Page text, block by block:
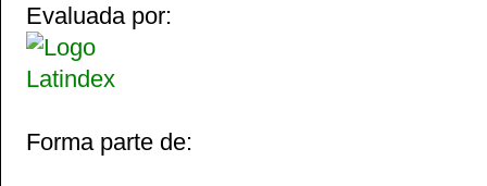
Evaluada por:
Forma parte de: